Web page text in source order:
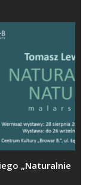
„Naturalnie